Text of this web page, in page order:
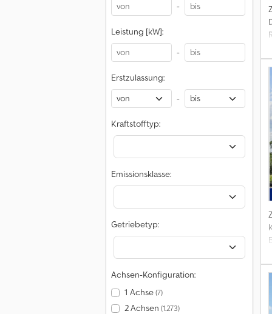
-
Leistung [kW]:
-
Erstzulassung:
-
Kraftstofftyp:
Emissionsklasse:
Getriebetyp:
Achsen-Konfiguration:
1 Achse(7)
2 Achsen (1.273)